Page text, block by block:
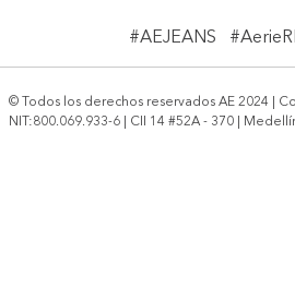
#AEJEANS
© Todos los derechos reservados AE 2024 |
NIT:800.069.933-6 | CII 14 #52A - 370 |